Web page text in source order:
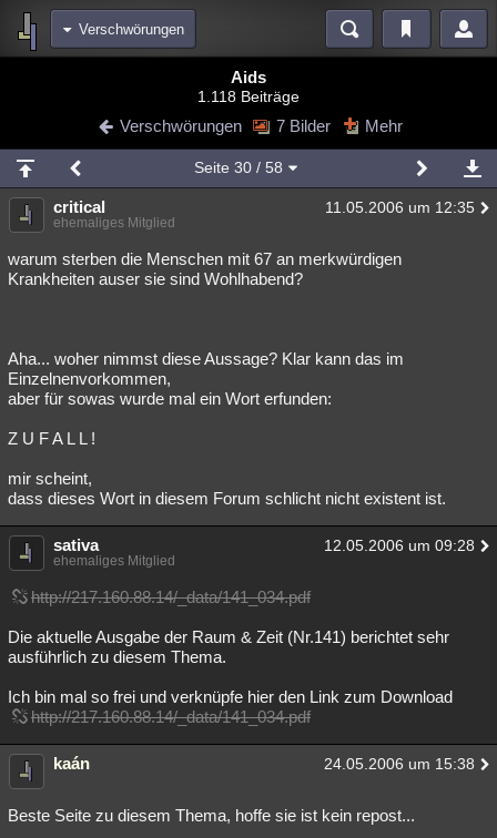
Verschwörungen
Blogs Videos
Chat Wiki Neuigkeiten
meine Rubriken
Menschen Mystery Kriminalfälle
Spiritualität Verschwörungen Technologie Ufologie
Philosophie Träume Orte Esoterik Literatur
Astronomie Helpdesk Gruppen Gaming
Übersichten
Lesenswert Schlüsselwörter
Aids
1.118 Beiträge
Verschwörungen 7 Bilder Mehr
Seite 30/ 58
critical 11.05.2006 um 12:35
ehemaliges Mitglied
warum sterben die Menschen mit 67 an merkwürdigen
Krankheiten auser sie sind Wohlhabend?
Aha... woher nimmst diese Aussage? Klar kann das im
Einzelnenvorkommen,
aber für sowas wurde mal ein Wort erfunden:
Z U F A L L !
mir scheint,
dass dieses Wort in diesem Forum schlicht nicht existent ist.
sativa 12.05.2006 um 09:28
ehemaliges Mitglied
http://217.160.88.14/_data/141_034.pdf
Die aktuelle Ausgabe der Raum & Zeit (Nr.141) berichtet sehr
ausführlich zu diesem Thema.
Ich bin mal so frei und verknüpfe hier den Link zum Download
http://217.160.88.14/_data/141_034.pdf
kaán 24.05.2006 um 15:38
Beste Seite zu diesem Thema, hoffe sie ist kein repost...